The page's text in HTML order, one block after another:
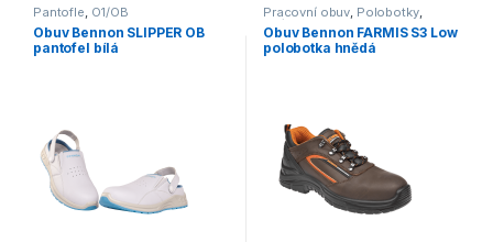
Pantofle O1/OB
Obuv Bennon SLIPPER OB
pantofel bílá
Pracovní obuv Polobotky,
S3/S1P
Obuv Bennon FARMIS S3 Low
polobotka hnědá